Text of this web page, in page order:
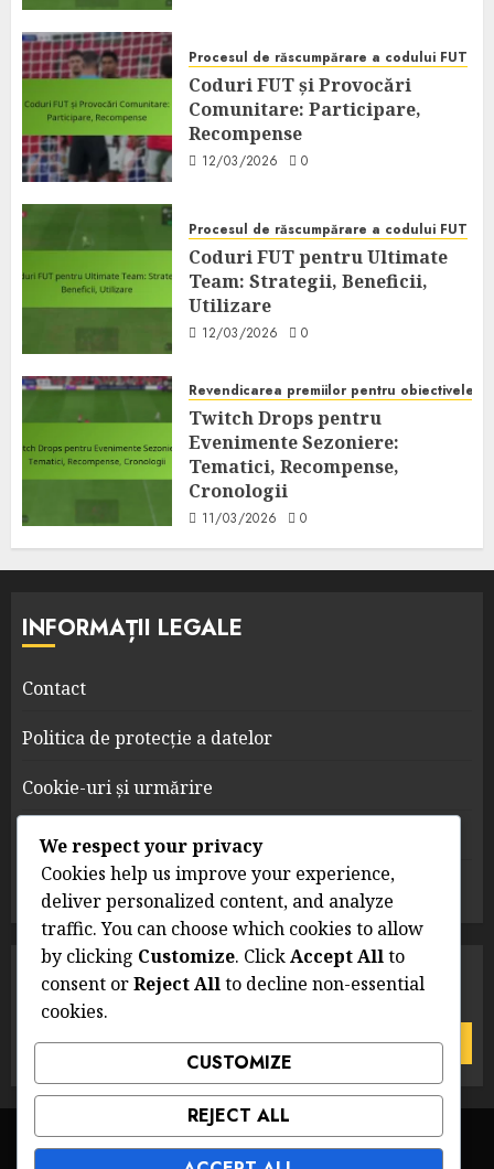
Procesul de răscumpărare a codului FUT
Coduri FUT și Provocări
Comunitare: Participare,
Recompense
12/03/2026 0
Procesul de răscumpărare a codului FUT
Coduri FUT pentru Ultimate
Team: Strategii, Beneficii,
Utilizare
12/03/2026 0
Revendicarea premiilor pentru obiectivele
Twitch Drops pentru
Evenimente Sezoniere:
Tematici, Recompense,
Cronologii
11/03/2026 0
INFORMAȚII LEGALE
Contact
Politica de protecție a datelor
Cookie-uri și urmărire
Despre
Termeni și condiții
CĂUTARE
Contact
Politica de protecție a datelor
Cookie-uri și urmărire
Despre
We respect your privacy
Cookies help us improve your experience,
deliver personalized content, and analyze
traffic. You can choose which cookies to allow
by clicking Customize. ClickAccept Allto
consent orReject Allto decline non-essential
cookies.
CUSTOMIZE
REJECT ALL